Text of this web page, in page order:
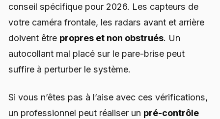
conseil spécifique pour 2026. Les capteurs de
votre caméra frontale, les radars avant et arrière
doivent être propres et non obstrués. Un
autocollant mal placé sur le pare-brise peut
suffire à perturber le système.
Si vous n’êtes pas à l’aise avec ces vérifications,
un professionnel peut réaliser un pré-contrôle